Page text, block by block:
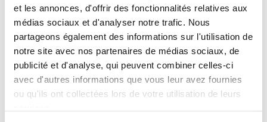
et les annonces, d'offrir des fonctionnalités relatives aux
médias sociaux et d'analyser notre trafic. Nous
partageons également des informations sur l'utilisation de
notre site avec nos partenaires de médias sociaux, de
publicité et d'analyse, qui peuvent combiner celles-ci
avec d'autres informations que vous leur avez fournies
ou qu'ils ont collectées lors de votre utilisation de leurs